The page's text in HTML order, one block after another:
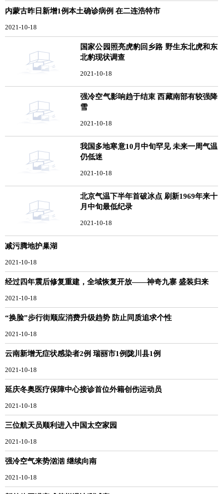
内蒙古昨日新增1例本土确诊病例 在二连浩特市
2021-10-18
国家公园照亮虎豹回乡路 野生东北虎和东
北豹现状调查
2021-10-18
强冷空气影响趋于结束 西藏南部有较强降
雪
2021-10-18
我国多地寒意10月中旬罕见 未来一周气温
仍低迷
2021-10-18
北京气温下半年首破冰点 刷新1969年来十
月中旬最低纪录
2021-10-18
减污腾地护巢湖
2021-10-18
经过四年震后修复重建，全域恢复开放——神奇九寨 盛装归来
2021-10-18
“换脸”步行街顺应消费升级趋势 防止同质追求个性
2021-10-18
云南新增无症状感染者2例 瑞丽市1例陇川县1例
2021-10-18
延庆冬奥医疗保障中心接诊首位外籍创伤运动员
2021-10-18
三位航天员顺利进入中国太空家园
2021-10-18
强冷空气来势汹汹 继续向南
2021-10-18